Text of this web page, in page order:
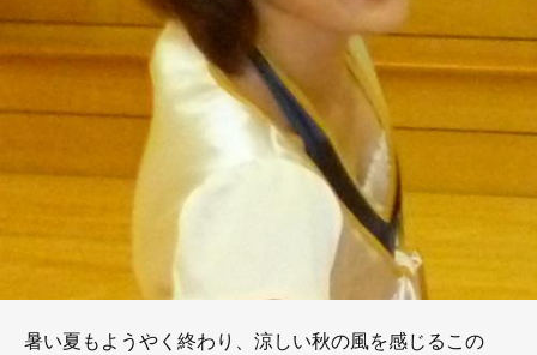
暑い夏もようやく終わり、涼しい秋の風を感じるこの